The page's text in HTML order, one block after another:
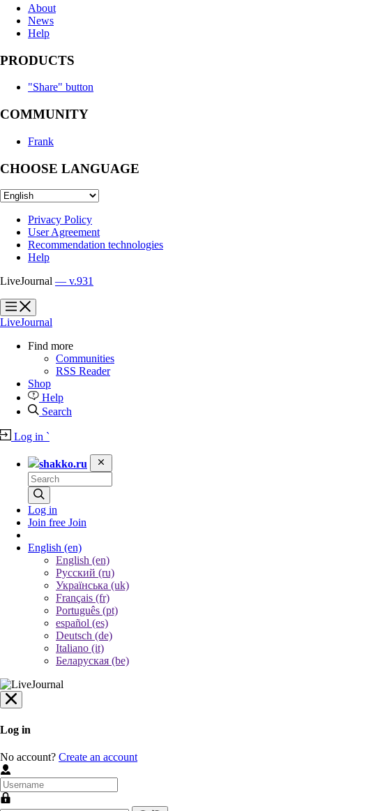
About
News
Help
PRODUCTS
"Share" button
COMMUNITY
Frank
CHOOSE LANGUAGE
Privacy Policy
User Agreement
Recommendation technologies
Help
LiveJournal — v.931
?
?
LiveJournal
Find more
Communities
RSS Reader
Shop
Help
Search
Log in `
shakko.ru
Log in
Join free Join
English (en)
English (en)
Русский (ru)
Українська (uk)
Français (fr)
Português (pt)
español (es)
Deutsch (de)
Italiano (it)
Беларуская (be)
Log in
No account? Create an account